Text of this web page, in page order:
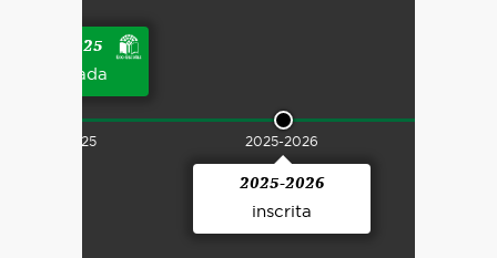
2024-2025
2024-2025
galardoada
2025-2026
2025-2026
inscrita